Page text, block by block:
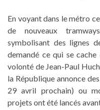
En voyant dans le métro
de nouveaux
symbolisant des lignes
demandé ce qui se
volonté de Jean-Paul
la République annonce
29 avril prochain) ou
projets ont été lancés